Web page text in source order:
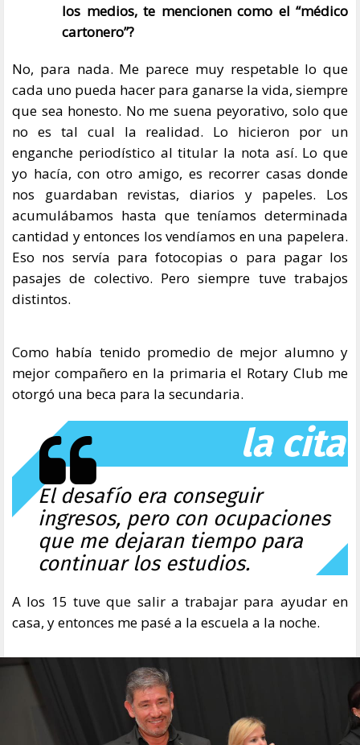
los medios, te mencionen como el “médico
cartonero”?
No, para nada. Me parece muy respetable lo que
cada uno pueda hacer para ganarse la vida, siempre
que sea honesto. No me suena peyorativo, solo que
no es tal cual la realidad. Lo hicieron por un
enganche periodístico al titular la nota así. Lo que
yo hacía, con otro amigo, es recorrer casas donde
nos guardaban revistas, diarios y papeles. Los
acumulábamos hasta que teníamos determinada
cantidad y entonces los vendíamos en una papelera.
Eso nos servía para fotocopias o para pagar los
pasajes de colectivo. Pero siempre tuve trabajos
distintos.
Como había tenido promedio de mejor alumno y
mejor compañero en la primaria el Rotary Club me
otorgó una beca para la secundaria.
la cita
El desafío era conseguir
ingresos, pero con ocupaciones
que me dejaran tiempo para
continuar los estudios.
A los 15 tuve que salir a trabajar para ayudar en
casa, y entonces me pasé a la escuela a la noche.